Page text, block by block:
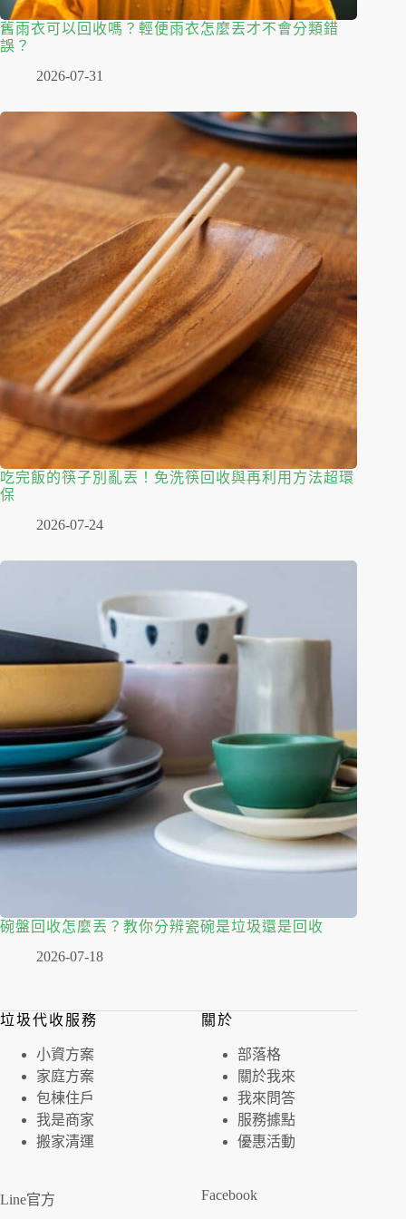
舊雨衣可以回收嗎？輕便雨衣怎麼丟才不會分類錯
誤？
2026-07-31
吃完飯的筷子別亂丟！免洗筷回收與再利用方法超環
保
2026-07-24
碗盤回收怎麼丟？教你分辨瓷碗是垃圾還是回收
2026-07-18
垃圾代收服務
⼩資⽅案
家庭⽅案
包棟住戶
我是商家
搬家清運
Line官方
關於
部落格
關於我來
我來問答
服務據點
優惠活動
Facebook